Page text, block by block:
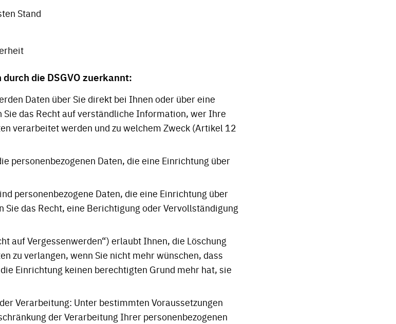
Stand
die DSGVO zuerkannt:
Daten über Sie direkt bei Ihnen oder über eine
Sie das Recht auf verständliche Information, wer Ihre
verarbeitet werden und zu welchem Zweck (Artikel 12
personenbezogenen Daten, die eine Einrichtung über
personenbezogene Daten, die eine Einrichtung über
Sie das Recht, eine Berichtigung oder Vervollständigung
auf Vergessenwerden“) erlaubt Ihnen, die Löschung
zu verlangen, wenn Sie nicht mehr wünschen, dass
Einrichtung keinen berechtigten Grund mehr hat, sie
Verarbeitung: Unter bestimmten Voraussetzungen
der Verarbeitung Ihrer personenbezogenen